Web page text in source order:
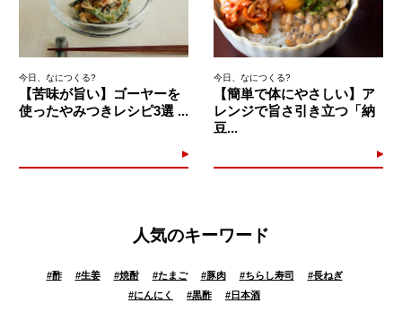
今日、なにつくる?
【苦味が旨い】ゴーヤーを
使ったやみつきレシピ3選 ...
今日、なにつくる?
【簡単で体にやさしい】ア
レンジで旨さ引き立つ「納
豆...
人気のキーワード
#酢 #生姜 #焼酎 #たまご #豚肉 #ちらし寿司 #長ねぎ
#にんにく #黒酢 #日本酒